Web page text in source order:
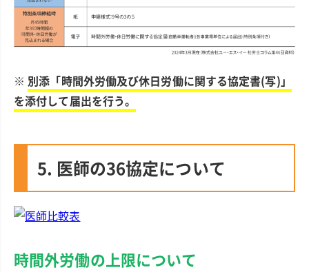
※ 別添「時間外労働及び休日労働に関する協定書(写)」
を添付して届出を行う。
5. 医師の36協定について
時間外労働の上限について